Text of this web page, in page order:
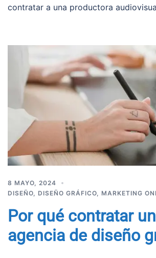
contratar a una productora
8 MAYO, 2024
DISEÑO
DISEÑO GRÁFICO MARKETING
Por qué contratar
agencia de diseño